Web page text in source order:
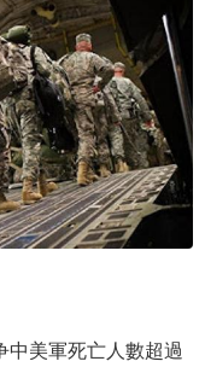
中美軍死亡人數超過